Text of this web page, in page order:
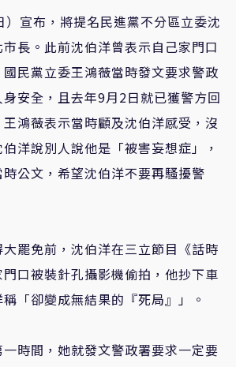
宣布 ， 將提名民進黨不分區立委沈
長。此前沈伯洋曾表示自己家門口
民黨立委王鴻薇當時發文要求警政
安全 ， 且去年9月2日就已獲警方回
王鴻薇表示當時顧及沈伯洋感受，沒
伯洋說別人說他是 「被害妄想症」，
公文，希望沈伯洋不要再騷擾警
罷免前，沈伯洋在三立節目《話時
口被裝針孔攝影機偷拍，他抄下車
「卻變成無結果的 『死局』」 。
一時間，她就發文警政署要求一定要